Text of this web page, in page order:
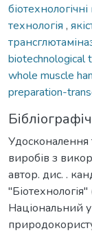
технологія ,
biotechnological
whole muscle
preparation-
Удосконалення
виробів з
автор. дис. .
Національний